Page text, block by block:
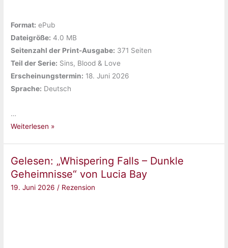
Format: ePub
Dateigröße: ‎4.0 MB
Seitenzahl der Print-Ausgabe: ‎371 Seiten
Teil der Serie: ‎Sins, Blood & Love
Erscheinungstermin: ‎18. Juni 2026
Sprache: ‎Deutsch
…
Gelesen:
You
Take
(Sins,
Weiterlesen »
Gelesen: „Whispering Falls – Dunkle
Geheimnisse“ von Lucia Bay
19. Juni 2026 / Rezension